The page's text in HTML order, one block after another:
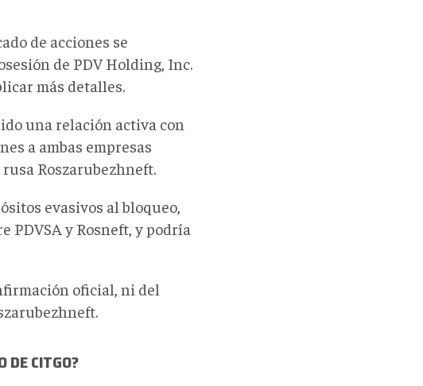
de acciones se
de PDV Holding, Inc.
más detalles.
una relación activa con
a ambas empresas
Roszarubezhneft.
evasivos al bloqueo,
PDVSA y Rosneft, y podría
oficial, ni del
DE CITGO?